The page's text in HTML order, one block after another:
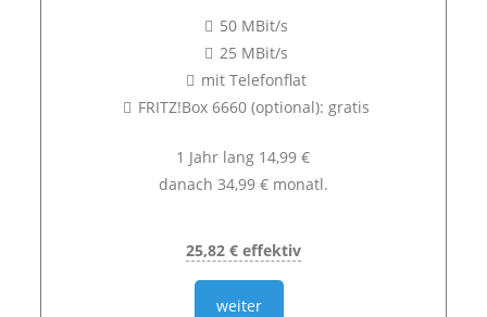
50 MBit/s
25 MBit/s
mit Telefonflat
FRITZ!Box 6660 (optional): gratis
1 Jahr lang 14,99 €
danach 34,99 € monatl.
25,82 € effektiv
weiter